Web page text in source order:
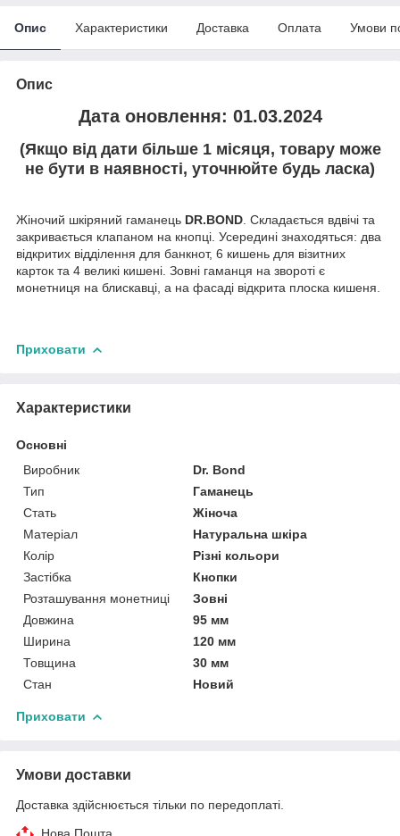
Опис Характеристики Доставка Оплата Умови
Опис
Дата оновлення: 01.03.2024
(Якщо від дати більше 1 місяця, товару може
не бути в наявності, уточнюйте будь ласка)
Жіночий шкіряний гаманець DR.BOND . Складається вдвічі та
закривається клапаном на кнопці. Усередині знаходяться: два
відкритих відділення для банкнот, 6 кишень для візитних
карток та 4 великі кишені. Зовні гаманця на звороті є
монетниця на блискавці, а на фасаді відкрита плоска кишеня.
Приховати
Характеристики
Основні
Виробник
Dr. Bond
Тип
Гаманець
Стать
Жіноча
Матеріал
Натуральна шкіра
Колір
Різні кольори
Застібка
Кнопки
Розташування монетниці
Зовні
Довжина
95 мм
Ширина
120 мм
Товщина
30 мм
Стан
Новий
Приховати
Умови доставки
Доставка здійснюється тільки по передоплаті.
Нова Пошта